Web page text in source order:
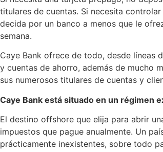
titulares de cuentas. Si necesita
decida por un banco a menos que le
semana.
Caye Bank ofrece de todo, desde líneas
y cuentas de ahorro, además de mucho
sus numerosos titulares de cuentas y
Caye Bank está situado en un régimen
El destino offshore que elija para abrir
impuestos que pague anualmente. Un
prácticamente inexistentes, sobre todo